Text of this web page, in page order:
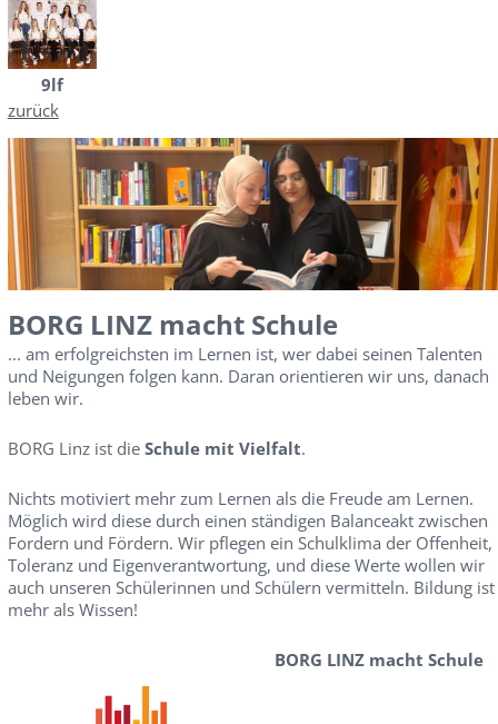
9lf
zurück
BORG LINZ macht Schule
... am erfolgreichsten im Lernen ist, wer dabei seinen Talenten
und Neigungen folgen kann. Daran orientieren wir uns, danach
leben wir.
BORG Linz ist die Schule mit Vielfalt.
Nichts motiviert mehr zum Lernen als die Freude am Lernen.
Möglich wird diese durch einen ständigen Balanceakt zwischen
Fordern und Fördern. Wir pflegen ein Schulklima der Offenheit,
Toleranz und Eigenverantwortung, und diese Werte wollen wir
auch unseren Schülerinnen und Schülern vermitteln. Bildung ist
mehr als Wissen!
BORG LINZ macht Schule